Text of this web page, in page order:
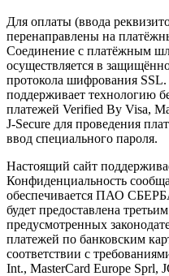
Для оплаты (ввода
перенаправлены на
Соединение с платёжным
осуществляется в
протокола шифрования
поддерживает технологию
платежей Verified By Visa,
J-Secure для проведения
ввод специального пароля.
Настоящий сайт
Конфиденциальность
обеспечивается ПАО
будет предоставлена
предусмотренных
платежей по банковским
соответствии с
Int., MasterCard Europe Sprl,